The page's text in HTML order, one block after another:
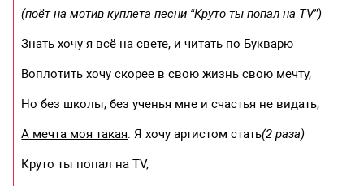
(поёт на мотив куплета песни “Круто ты попал на ТV”)
Знать хочу я всё на свете, и читать по Букварю
Воплотить хочу скорее в свою жизнь свою мечту,
Но без школы, без ученья мне и счастья не видать,
А мечта моя такая. Я хочу артистом стать(2 раза)
Круто ты попал на ТV,